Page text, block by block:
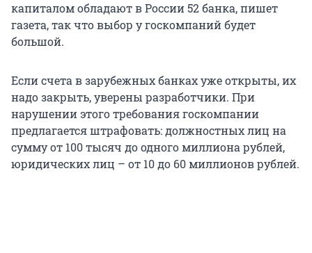
капиталом обладают в России 52 банка, пишет
газета, так что выбор у госкомпаний будет
большой.
Если счета в зарубежных банках уже открыты, их
надо закрыть, уверены разработчики. При
нарушении этого требования госкомпании
предлагается штрафовать: должностных лиц на
сумму от 100 тысяч до одного миллиона рублей,
юридических лиц – от 10 до 60 миллионов рублей.